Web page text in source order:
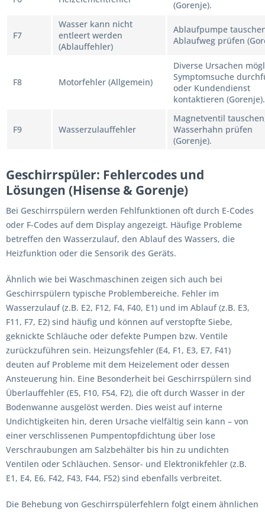
(Gorenje).
F7
Wasser kann nicht
entleert werden
(Ablauffehler)
Ablaufpumpe
Ablaufweg prüfen
F8 Motorfehler (Allgemein)
Diverse Ursachen
Symptomsuche
oder Kundendienst
kontaktieren (Gorenje).
F9 Wasserzulauffehler
Magnetventil
Wasserhahn prüfen
(Gorenje).
Geschirrspüler: Fehlercodes und
Lösungen (Hisense & Gorenje)
Bei Geschirrspülern werden Fehlfunktionen oft durch E-Codes
oder F-Codes auf dem Display angezeigt. Häufige Probleme
betreffen den Wasserzulauf, den Ablauf des Wassers, die
Heizfunktion oder die Sensorik des Geräts.
Ähnlich wie bei Waschmaschinen zeigen sich auch bei
Geschirrspülern typische Problembereiche. Fehler im
Wasserzulauf (z.B. E2, F12, F4, F40, E1) und im Ablauf (z.B. E3,
F11, F7, E2) sind häufig und können auf verstopfte Siebe,
geknickte Schläuche oder defekte Pumpen bzw. Ventile
zurückzuführen sein. Heizungsfehler (E4, F1, E3, E7, F41)
deuten auf Probleme mit dem Heizelement oder dessen
Ansteuerung hin. Eine Besonderheit bei Geschirrspülern sind
Überlauffehler (E5, F10, F54, F2), die oft durch Wasser in der
Bodenwanne ausgelöst werden. Dies weist auf interne
Undichtigkeiten hin, deren Ursache vielfältig sein kann – von
einer verschlissenen Pumpentopfdichtung über lose
Verschraubungen am Salzbehälter bis hin zu undichten
Ventilen oder Schläuchen. Sensor- und Elektronikfehler (z.B.
E1, E4, E6, F42, F43, F44, F52) sind ebenfalls verbreitet.
Die Behebung von Geschirrspülerfehlern folgt einem ähnlichen